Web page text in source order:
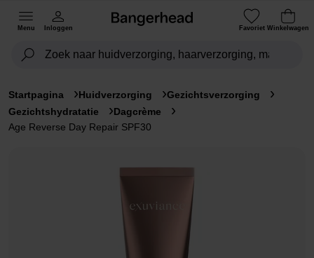
Menu Inloggen Favoriet Winkelwagen
Startpagina Huidverzorging
Gezichtsverzorging
Gezichtshydratatie
Dagcrème
Age Reverse Day Repair SPF30